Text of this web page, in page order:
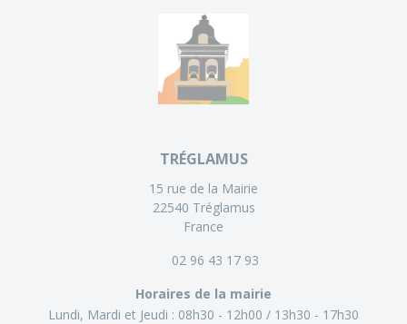
TRÉGLAMUS
15 rue de la Mairie
22540 Tréglamus
France
02 96 43 17 93
Horaires de la mairie
Lundi, Mardi et Jeudi : 08h30 - 12h00
13h30 - 17h30